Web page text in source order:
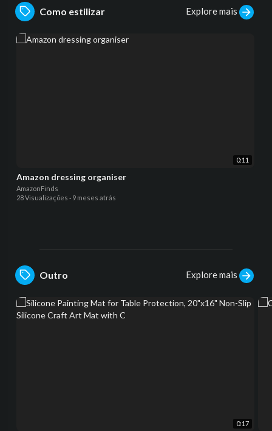
Como estilizar Explore mais
0:11
Amazon dressing organiser
AmazonFinds
28 Visualizações · 9 meses atrás
Outro Explore mais
0:17